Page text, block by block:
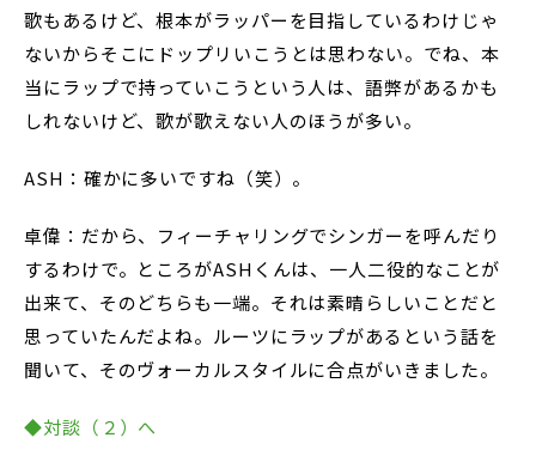
歌もあるけど、根本がラッパーを目指しているわけじゃ
ないからそこにドップリいこうとは思わない。でね、本
当にラップで持っていこうという人は、語弊があるかも
しれないけど、歌が歌えない人のほうが多い。
ASH：確かに多いですね（笑）。
卓偉：だから、フィーチャリングでシンガーを呼んだり
するわけで。ところがASHくんは、一人二役的なことが
出来て、そのどちらも一端。それは素晴らしいことだと
思っていたんだよね。ルーツにラップがあるという話を
聞いて、そのヴォーカルスタイルに合点がいきました。
◆対談（２）へ